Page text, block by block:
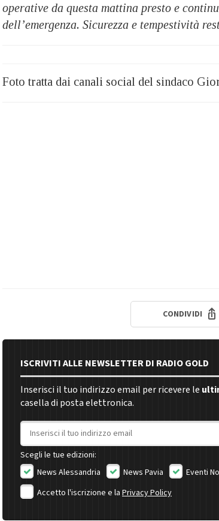
operative da questa mattina presto e
dell’emergenza. Sicurezza e tempestività
Foto tratta dai canali social del sindaco
CONDIVIDI
ISCRIVITI ALLE NEWSLETTER DI RADIO GOLD
Inserisci il tuo indirizzo email per ricevere le
casella di posta elettronica.
Indirizzo email
Scegli le tue edizioni:
News Alessandria
News Pavia
Eventi
Accetto l'iscrizione e la Privacy Policy